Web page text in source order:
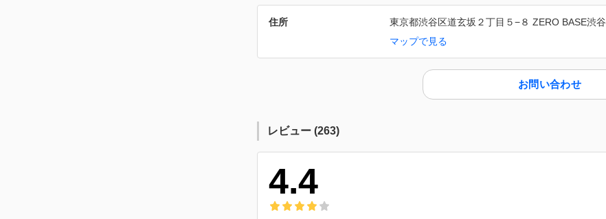
住所
東京都渋谷区道玄坂２丁目５−８ ZERO BASE渋谷
マップで見る
お問い合わせ
レビュー (263)
4.4